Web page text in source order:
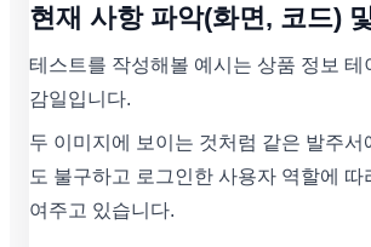
현재 사항 파악(화면, 코드)
테스트를 작성해볼 예시는 상품 정보 테
감일입니다.
두 이미지에 보이는 것처럼 같은 발주서
도 불구하고 로그인한 사용자 역할에 따
여주고 있습니다.